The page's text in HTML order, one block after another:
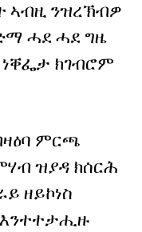
ኣብዚ ንዝረኽብዎ
ሓደ ሓደ ግዜ
ክገብሮም
ምርጫ
ዝያዳ ክሰርሕ
ዘይኮነስ